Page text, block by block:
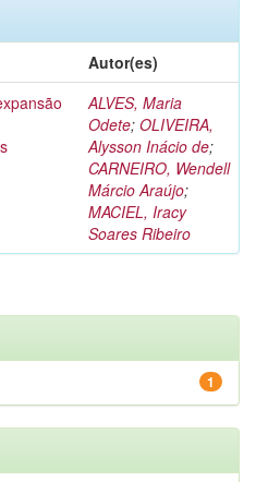
Autor(es)
ALVES, Maria
Odete; OLIVEIRA,
Alysson Inácio de;
CARNEIRO, Wendell
Márcio Araújo;
MACIEL, Iracy
Soares Ribeiro
1